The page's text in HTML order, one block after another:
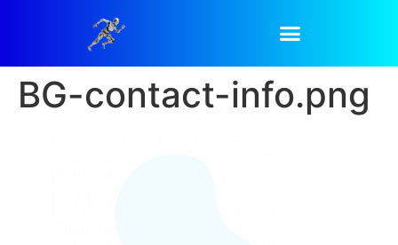
BG-contact-info.png